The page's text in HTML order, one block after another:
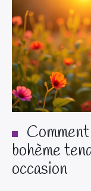
bohème
occasion